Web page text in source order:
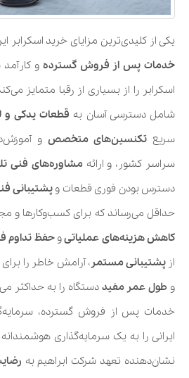
یکی از کلیدی‌ترین مزایای خرید اسکرابر
خدمات پس از فروش گسترده و
اسکرابر را از بسیاری از رقبا متمایز
شامل دسترسی آسان به قطعات یدکی و
سریع تکنسین‌های متخصص و
سراسر کشور، و ارائه مشاوره‌های فنی
دسترس بودن فوری قطعات وپشتیبانی
حداقل می‌رساند که برای کسب‌وکارها و
کاهش هزینه‌های عملیاتیوحفظ تداوم
ازپشتیبانی مستمر، آرامش خاطر را
و طول عمر مفید دستگاه را به حداکثر
خدمات پس از فروش گسترده،
ایرانی را به یک سرمایه‌گذاری
نشان‌دهنده تعهد شرکت ابراهیم به